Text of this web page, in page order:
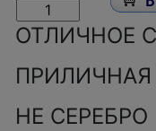
ОТЛИЧНОЕ
НЕ СЕРЕБРО